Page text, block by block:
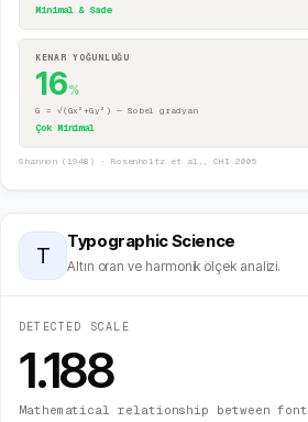
Minimal & Sade
KENAR YOĞUNLUĞU
16%
G = √(Gx²+Gy²) — Sobel gradyan
Çok Minimal
Shannon (1948) · Rosenholtz et al., CHI 2005
T
Typographic Science
Altın oran ve harmonik ölçek analizi.
DETECTED SCALE
1.188
Mathematical relationship between